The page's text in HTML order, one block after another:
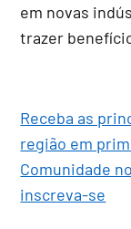
em novas
trazer
Receba as
região em
Comunidade
inscreva-se